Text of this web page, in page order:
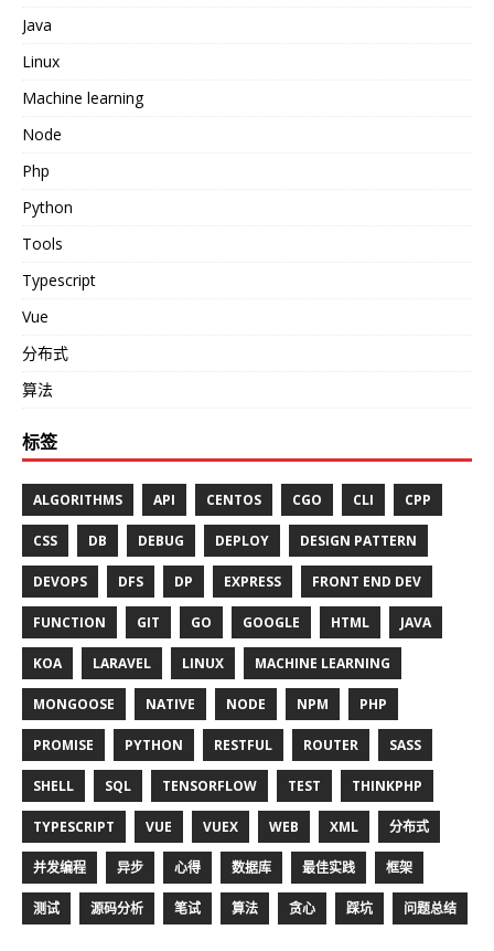
Java
Linux
Machine learning
Node
Php
Python
Tools
Typescript
Vue
分布式
算法
标签
ALGORITHMS API CENTOS CGO CLI CPP
CSS DB DEBUG DEPLOY DESIGN PATTERN
DEVOPS DFS DP EXPRESS FRONT END DEV
FUNCTION GIT GO GOOGLE HTML JAVA
KOA LARAVEL LINUX MACHINE LEARNING
MONGOOSE NATIVE NODE NPM PHP
PROMISE PYTHON RESTFUL ROUTER SASS
SHELL SQL TENSORFLOW TEST THINKPHP
TYPESCRIPT VUE VUEX WEB XML 分布式
并发编程 异步 心得 数据库 最佳实践 框架
测试 源码分析 笔试 算法 贪心 踩坑 问题总结